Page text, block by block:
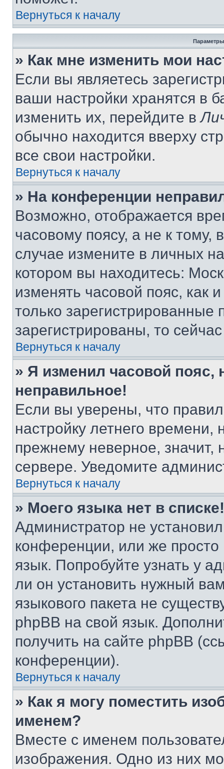
Вернуться к началу
Параметры
» Как мне изменить мои
Если вы являетесь
ваши настройки хранятся в
изменить их, перейдите в
обычно находится вверху
все свои настройки.
Вернуться к началу
» На конференции
Возможно, отображается
часовому поясу, а не к тому,
случае измените в личных
котором вы находитесь:
изменять часовой пояс, как
только
зарегистрированы, то
Вернуться к началу
» Я изменил часовой пояс,
неправильное!
Если вы уверены, что
настройку летнего
прежнему неверное, значит,
сервере. Уведомите
Вернуться к началу
» Моего языка нет в списке!
Администратор не
конференции, или же
язык. Попробуйте узнать у
ли он установить нужный
языкового пакета не
phpBB на свой язык.
получить на сайте phpBB
конференции).
Вернуться к началу
» Как я могу поместить
именем?
Вместе с именем
изображения. Одно из них